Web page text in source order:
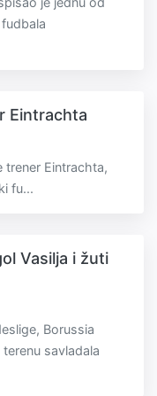
Eintrachta
trener Eintrachta,
fu...
Vasilja i žuti
Borussia
savladala